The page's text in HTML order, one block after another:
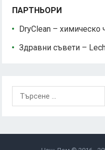
ПАРТНЬОРИ
DryClean – химическо
Здравни съвети –
Търсене